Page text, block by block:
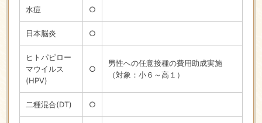
水痘 ○
日本脳炎 ○
ヒトパピロー
マウイルス
(HPV)
○
男性への任意接種の費用助成実施
（対象：小６～高１）
二種混合(DT) ○